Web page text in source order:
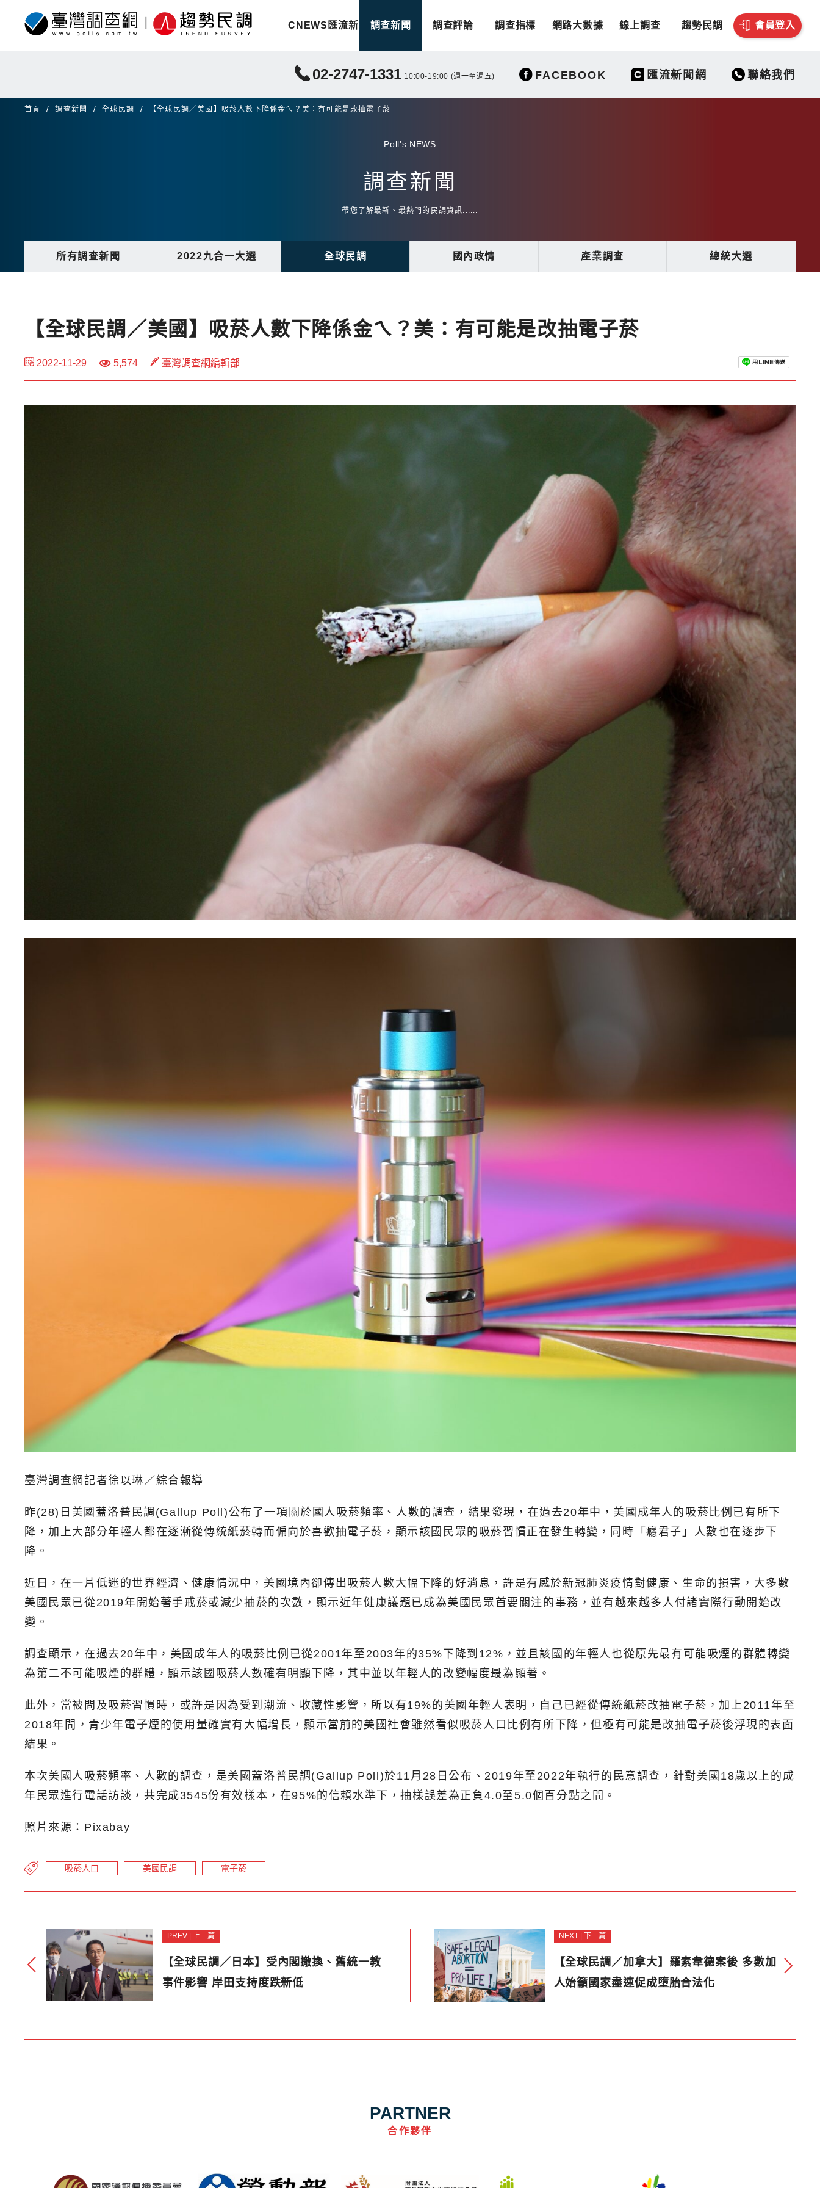
CNEWS匯流新聞 調查新聞 調查評論 調查指標 網路大數據 線上調查 趨勢民調 會員登入
02-2747-1331 10:00-19:00 (週一至週五) FACEBOOK 匯流新聞網 聯絡我們
首頁 調查新聞 全球民調 【全球民調／美國】吸菸人數下降係金ㄟ？美：有可能是改抽電子菸
Poll's NEWS
調查新聞
帶您了解最新、最熱門的民調資訊......
所有調查新聞 2022九合一大選 全球民調 國內政情 產業調查 總統大選
【全球民調／美國】吸菸人數下降係金ㄟ？美：有可能是改抽電子菸
2022-11-29 5,574 臺灣調查網編輯部
臺灣調查網記者徐以琳／綜合報導
昨(28)日美國蓋洛普民調(Gallup Poll)公布了一項關於國人吸菸頻率、人數的調查，結果發現，在過去20年中，美國成年人的吸菸比例已有所下
降，加上大部分年輕人都在逐漸從傳統紙菸轉而偏向於喜歡抽電子菸，顯示該國民眾的吸菸習慣正在發生轉變，同時「癮君子」人數也在逐步下
降。
近日，在一片低迷的世界經濟、健康情況中，美國境內卻傳出吸菸人數大幅下降的好消息，許是有感於新冠肺炎疫情對健康、生命的損害，大多數
美國民眾已從2019年開始著手戒菸或減少抽菸的次數，顯示近年健康議題已成為美國民眾首要關注的事務，並有越來越多人付諸實際行動開始改
變。
調查顯示，在過去20年中，美國成年人的吸菸比例已從2001年至2003年的35%下降到12%，並且該國的年輕人也從原先最有可能吸煙的群體轉變
為第二不可能吸煙的群體，顯示該國吸菸人數確有明顯下降，其中並以年輕人的改變幅度最為顯著。
此外，當被問及吸菸習慣時，或許是因為受到潮流、收藏性影響，所以有19%的美國年輕人表明，自己已經從傳統紙菸改抽電子菸，加上2011年至
2018年間，青少年電子煙的使用量確實有大幅增長，顯示當前的美國社會雖然看似吸菸人口比例有所下降，但極有可能是改抽電子菸後浮現的表面
結果。
本次美國人吸菸頻率、人數的調查，是美國蓋洛普民調(Gallup Poll)於11月28日公布、2019年至2022年執行的民意調查，針對美國18歲以上的成
年民眾進行電話訪談，共完成3545份有效樣本，在95%的信賴水準下，抽樣誤差為正負4.0至5.0個百分點之間。
照片來源：Pixabay
吸菸人口 美國民調 電子菸
PREV | 上一篇
【全球民調／日本】受內閣撤換、舊統一教
事件影響 岸田支持度跌新低
NEXT | 下一篇
【全球民調／加拿大】羅素韋德案後 多數加
人始籲國家盡速促成墮胎合法化
PARTNER
合作夥伴